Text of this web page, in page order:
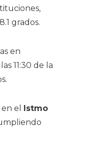
grados.
en
las 11:30 de la
el
Istmo